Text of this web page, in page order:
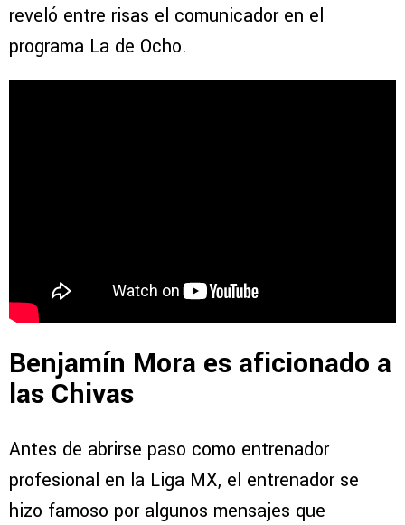
reveló entre risas el comunicador en el
programa La de Ocho.
Benjamín Mora es aficionado a
las Chivas
Antes de abrirse paso como entrenador
profesional en la Liga MX, el entrenador se
hizo famoso por algunos mensajes que